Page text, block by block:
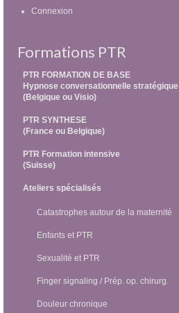
Connexion
Formations PTR
PTR FORMATION DE BASE
Hypnose conversationnelle stratégique
(Belgique ou Visio)
PTR SYNTHESE
(France ou Belgique)
PTR Formation intensive
(Suisse)
Ateliers spécialisés
Catastrophes autour de la maternité
Enfants et PTR
Sexualité et PTR
Finger signaling / Prép. op. chirurg.
Douleur chronique